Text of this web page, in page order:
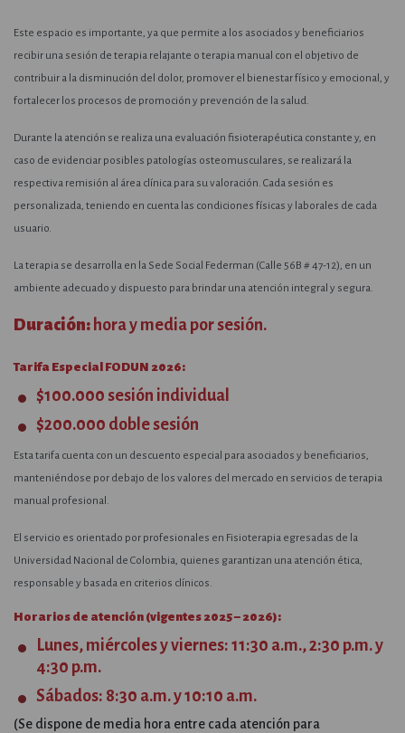
Este espacio es importante, ya que permite a los asociados y beneficiarios
recibir una sesión de terapia relajante o terapia manual con el objetivo de
contribuir a la disminución del dolor, promover el bienestar físico y emocional, y
fortalecer los procesos de promoción y prevención de la salud.
Durante la atención se realiza una evaluación fisioterapéutica constante y, en
caso de evidenciar posibles patologías osteomusculares, se realizará la
respectiva remisión al área clínica para su valoración. Cada sesión es
personalizada, teniendo en cuenta las condiciones físicas y laborales de cada
usuario.
La terapia se desarrolla en la Sede Social Federman (Calle 56B # 47-12), en un
ambiente adecuado y dispuesto para brindar una atención integral y segura.
Duración: hora y media por sesión.
Tarifa Especial FODUN 2026:
$100.000 sesión individual
$200.000 doble sesión
Esta tarifa cuenta con un descuento especial para asociados y beneficiarios,
manteniéndose por debajo de los valores del mercado en servicios de terapia
manual profesional.
El servicio es orientado por profesionales en Fisioterapia egresadas de la
Universidad Nacional de Colombia, quienes garantizan una atención ética,
responsable y basada en criterios clínicos.
Horarios de atención (vigentes 2025 – 2026):
Lunes, miércoles y viernes: 11:30 a.m., 2:30 p.m. y
4:30 p.m.
Sábados: 8:30 a.m. y 10:10 a.m.
(Se dispone de media hora entre cada atención para